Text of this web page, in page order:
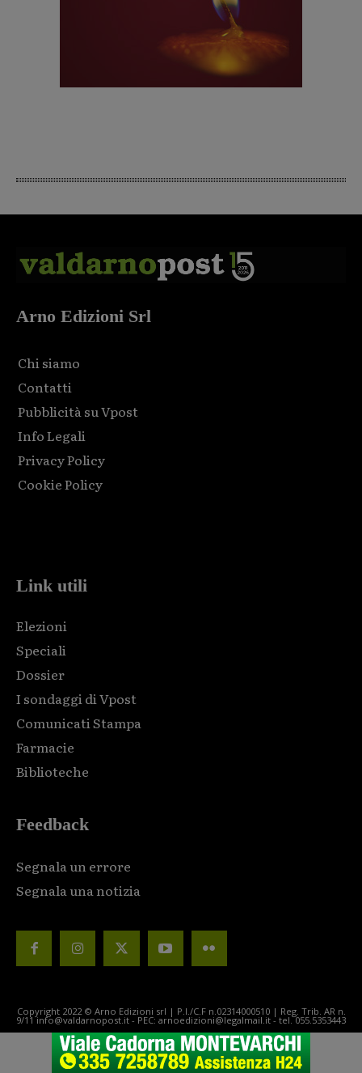
Arno Edizioni Srl
Chi siamo
Contatti
Pubblicità su Vpost
Info Legali
Privacy Policy
Cookie Policy
Link utili
Elezioni
Speciali
Dossier
I sondaggi di Vpost
Comunicati Stampa
Farmacie
Biblioteche
Feedback
Segnala un errore
Segnala una notizia
Copyright 2022 © Arno Edizioni srl | P.I./C.F n.02314000510 | Reg. Trib. AR n.
9/11 info@valdarnopost.it - PEC: arnoedizioni@legalmail.it - tel. 055.5353443